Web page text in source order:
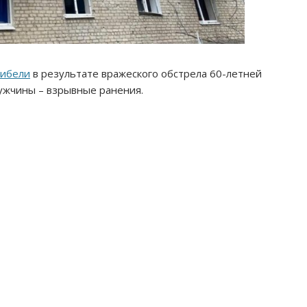
в результате вражеского обстрела 60-летней
– взрывные ранения.